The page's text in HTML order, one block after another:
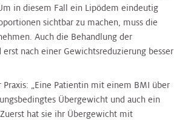
in diesem Fall ein Lipödem eindeutig
sichtbar zu machen, muss die
Auch die Behandlung der
nach einer Gewichtsreduzierung besser
Praxis: „Eine Patientin mit einem BMI über
Übergewicht und auch ein
hat sie ihr Übergewicht mit